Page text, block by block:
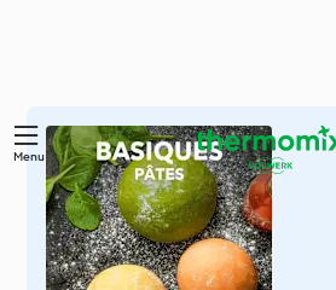
Skip
content
Menu